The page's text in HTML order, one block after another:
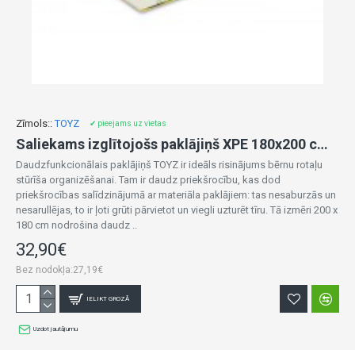
Zīmols:: TOYZ ✔ pieejams uz vietas
Saliekams izglītojošs paklājiņš XPE 180x200 cm ANIMALS (1112)
Daudzfunkcionālais paklājiņš TOYZ ir ideāls risinājums bērnu rotaļu
stūrīša organizēšanai. Tam ir daudz priekšrocību, kas dod
priekšrocības salīdzinājumā ar materiāla paklājiem: tas nesaburzās un
nesarullējas, to ir ļoti grūti pārvietot un viegli uzturēt tīru. Tā izmēri 200 x
180 cm nodrošina daudz ..
32,90€
Bez nodokļa:27,19€
IELIKT GROZĀ
Uzdot jautājumu